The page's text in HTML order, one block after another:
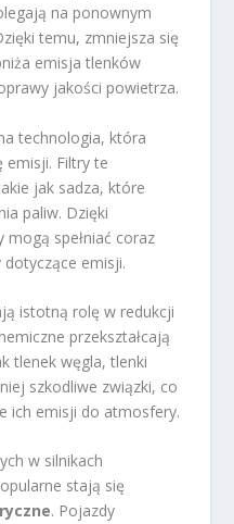
na ponownym
temu, zmniejsza się
emisja tlenków
jakości powietrza.
technologia, która
emisji. Filtry te
jak sadza, które
paliw. Dzięki
spełniać coraz
emisji.
istotną rolę w redukcji
przekształcają
tlenek węgla, tlenki
szkodliwe związki, co
ich emisji do atmosfery.
w silnikach
stają się
. Pojazdy